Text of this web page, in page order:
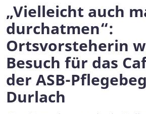
„Vielleicht auch
durchatmen“:
Ortsvorsteherin
Besuch für das
der ASB-
Durlach